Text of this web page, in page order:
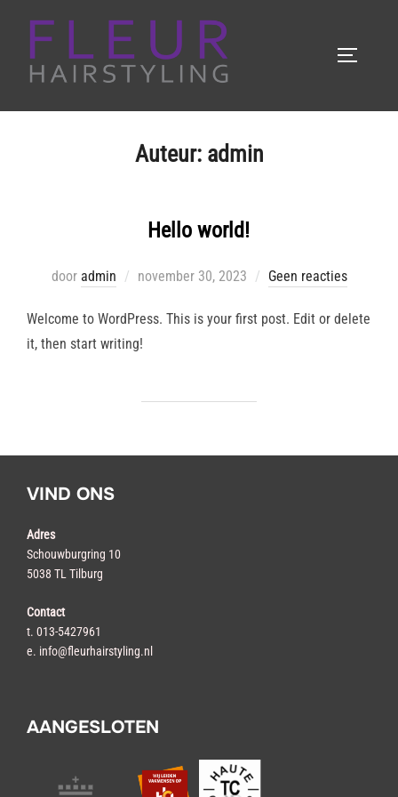
inhoud
Auteur: admin
Hello world!
door admin
Geplaatst
november 30, 2023 Geen reacties
Welcome to WordPress. This is your first post. Edit or delete
it, then start writing!
VIND ONS
Adres
Schouwburgring 10
5038 TL Tilburg
Contact
t. 013-5427961
e. info@fleurhairstyling.nl
AANGESLOTEN